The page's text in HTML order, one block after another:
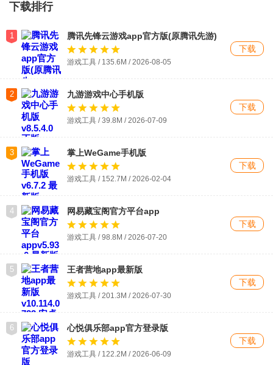
下载排行
1 腾讯先锋云游戏app官方版(原腾讯先游)
游戏工具 / 135.6M /2026-08-05
下载
2 九游游戏中心手机版
游戏工具 / 39.8M / 2026-07-09
下载
3 掌上WeGame手机版
游戏工具 / 152.7M / 2026-02-04
下载
4 网易藏宝阁官方平台app
游戏工具 / 98.8M / 2026-07-20
下载
5 王者营地app最新版
游戏工具 / 201.3M / 2026-07-30
下载
6 心悦俱乐部app官方登录版
游戏工具 / 122.2M / 2026-06-09
下载